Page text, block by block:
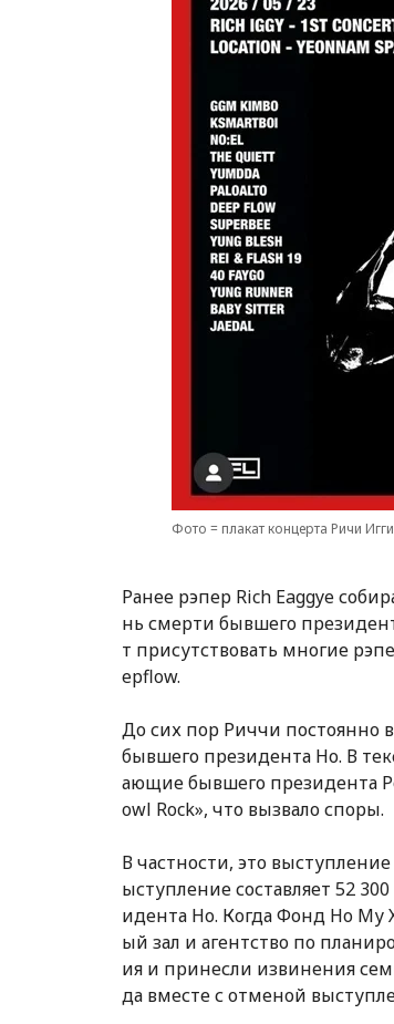
Фото = плакат концерта Ричи
Ранее рэпер Rich Eaggye
нь смерти бывшего
т присутствовать многие
epflow.
До сих пор Риччи постоянно
бывшего президента Но. В
ающие бывшего президента
owl Rock», что вызвало споры.
В частности, это выступление
ыступление составляет 52
идента Но. Когда Фонд Но Му
ый зал и агентство по
ия и принесли извинения
да вместе с отменой